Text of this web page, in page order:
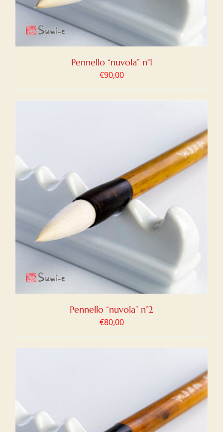
Pennello “nuvola” n°1
€90,00
Pennello “nuvola” n°2
€80,00